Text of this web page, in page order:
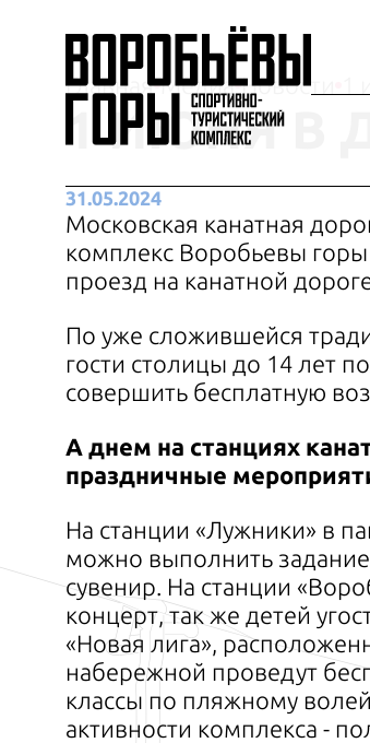
Главная Медиа Новости
1 ИЮНЯ В
31.05.2024
Московская канатная
комплекс Воробьевы
проезд на канатной
По уже сложившейся
гости столицы до 14 лет
совершить бесплатную
А днем на станциях
праздничные
На станции «Лужники» в
можно выполнить
сувенир. На станции
концерт, так же детей
«Новая лига»,
набережной проведут
классы по пляжному
активности комплекса -